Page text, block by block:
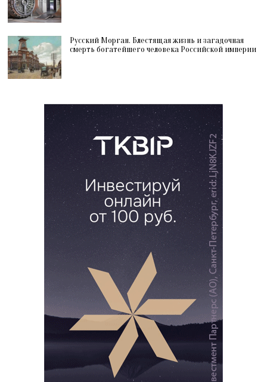
Русский Морган. Блестящая жизнь и загадочная
смерть богатейшего человека Российской империи